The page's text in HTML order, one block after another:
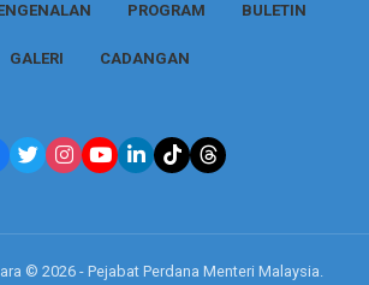
PROGRAM BULETIN
GALERI CADANGAN
© 2026 - Pejabat Perdana Menteri Malaysia.